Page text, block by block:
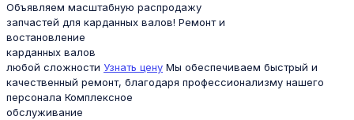
Объявляем масштабную распродажу
запчастей для карданных валов! Ремонт и
востановление
карданных валов
любой сложности Узнать цену Мы обеспечиваем быстрый и
качественный ремонт, благодаря профессионализму нашего
персонала Комплексное
обслуживание